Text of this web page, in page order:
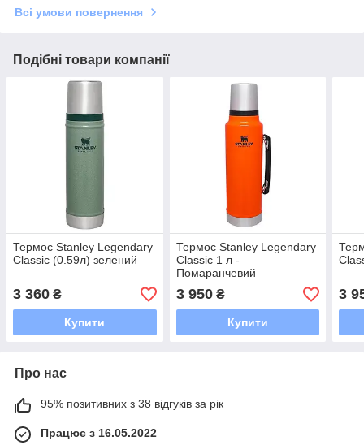
Всі умови повернення
Подібні товари компанії
Термос Stanley Legendary
Classic (0.59л) зелений
3 360 ₴
Купити
Термос Stanley Legendary
Classic 1 л -
Помаранчевий
3 950₴
Купити
3
Про нас
95% позитивних з 38 відгуків за рік
Працює з 16.05.2022